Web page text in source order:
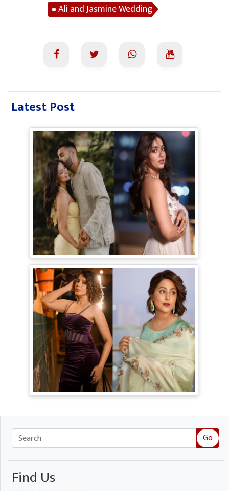
Ali and Jasmine Wedding
Latest Post
Jiyaa Shankar Engagement: Jiya
Shankar की हुई Engagement, मंगेतर
Karan के साथ शेयर की रोमांटिक Pictures
TV Gossip: 'तीखी मिर्ची' हैं Hina Khan,
सूपर्नखा रोल के लिए परफेक्ट; Rozalin Khan ने
छेड़ी नई बहस
Go
Find Us